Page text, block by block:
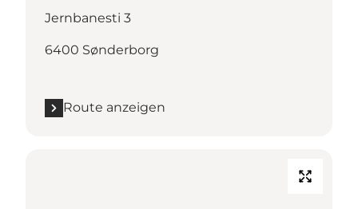
Jernbanesti 3
6400 Sønderborg
Route anzeigen